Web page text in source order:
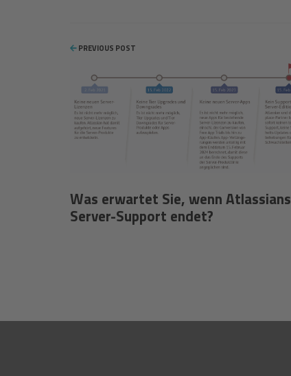
PREVIOUS POST
Was erwartet Sie, wenn Atlassians
Server-Support endet?